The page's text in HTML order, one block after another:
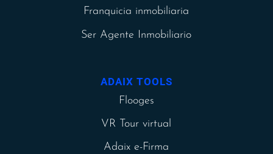
Franquicia inmobiliaria
Ser Agente Inmobiliario
ADAIX TOOLS
Flooges
VR Tour virtual
Adaix e-Firma